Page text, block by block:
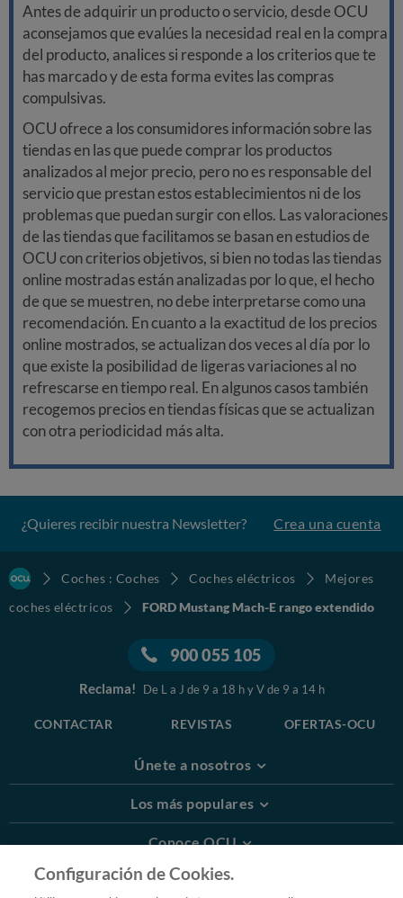
Antes de adquirir un producto o servicio, desde OCU
aconsejamos que evalúes la necesidad real en la compra
del producto, analices si responde a los criterios que te
has marcado y de esta forma evites las compras
compulsivas.
OCU ofrece a los consumidores información sobre las
tiendas en las que puede comprar los productos
analizados al mejor precio, pero no es responsable del
servicio que prestan estos establecimientos ni de los
problemas que puedan surgir con ellos. Las valoraciones
de las tiendas que facilitamos se basan en estudios de
OCU con criterios objetivos, si bien no todas las tiendas
online mostradas están analizadas por lo que, el hecho
de que se muestren, no debe interpretarse como una
recomendación. En cuanto a la exactitud de los precios
online mostrados, se actualizan dos veces al día por lo
que existe la posibilidad de ligeras variaciones al no
refrescarse en tiempo real. En algunos casos también
recogemos precios en tiendas físicas que se actualizan
con otra periodicidad más alta.
¿Quieres recibir nuestra Newsletter? Crea una cuenta
Coches : Coches Coches eléctricos
Mejores
coches eléctricos
FORD Mustang Mach-E rango extendido
900 055 105
Reclama! De L a J de 9 a 18 h y V de 9 a 14 h
CONTACTAR REVISTAS OFERTAS-OCU
Únete a nosotros
Los más populares
Conoce OCU
Más Información
Configuración de Cookies.